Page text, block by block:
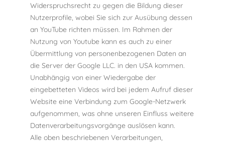
Widerspruchsrecht zu gegen die Bildung dieser
Nutzerprofile, wobei Sie sich zur Ausübung dessen
an YouTube richten müssen. Im Rahmen der
Nutzung von Youtube kann es auch zu einer
Übermittlung von personenbezogenen Daten an
die Server der Google LLC. in den USA kommen.
Unabhängig von einer Wiedergabe der
eingebetteten Videos wird bei jedem Aufruf dieser
Website eine Verbindung zum Google-Netzwerk
aufgenommen, was ohne unseren Einfluss weitere
Datenverarbeitungsvorgänge auslösen kann.
Alle oben beschriebenen Verarbeitungen,